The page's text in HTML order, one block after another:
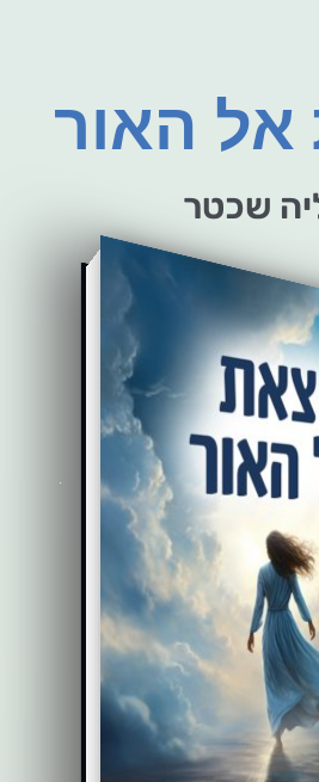
אל האור
שכטר